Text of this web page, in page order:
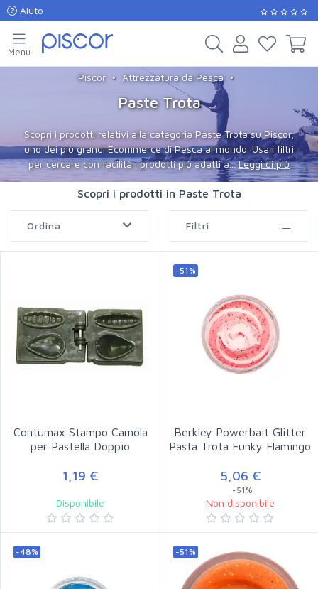
Aiuto
Menu
Piscor Attrezzatura da Pesca
Paste Trota
Scopri i prodotti relativi alla categoria Paste Trota su Piscor,
uno dei più grandi Ecommerce di Pesca al mondo. Usa i filtri
per cercare con facilità i prodotti più adatti a... Leggi di più
Scopri i prodotti in Paste Trota
Ordina Filtri
Contumax Stampo Camola
per Pastella Doppio
1,19 €
Disponibile
-51%
Berkley Powerbait Glitter
Pasta Trota Funky Flamingo
5,06 €
-51%
Non disponibile
-48% -51%